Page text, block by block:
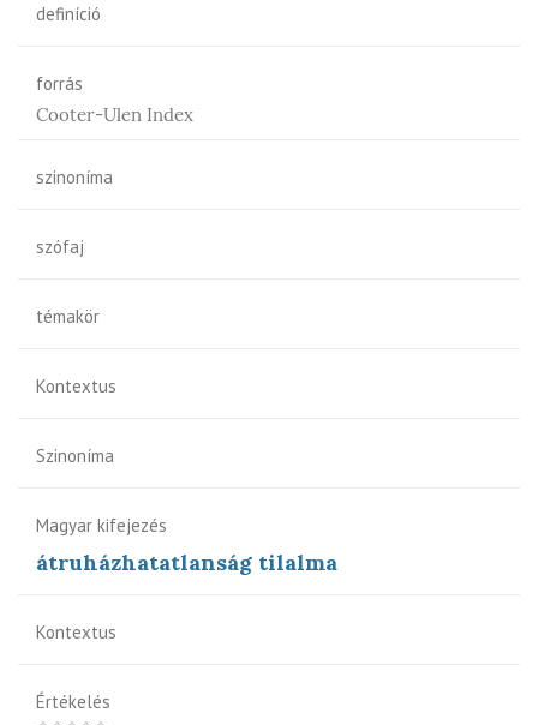
definíció
forrás
Cooter-Ulen Index
szinoníma
szófaj
témakör
Kontextus
Szinoníma
Magyar kifejezés
átruházhatatlanság tilalma
Kontextus
Értékelés